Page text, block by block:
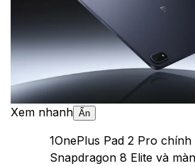
Xem nhanh Ẩn
1OnePlus Pad 2 Pro
Snapdragon 8 Elite và